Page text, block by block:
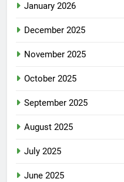
January 2026
December 2025
November 2025
October 2025
September 2025
August 2025
July 2025
June 2025